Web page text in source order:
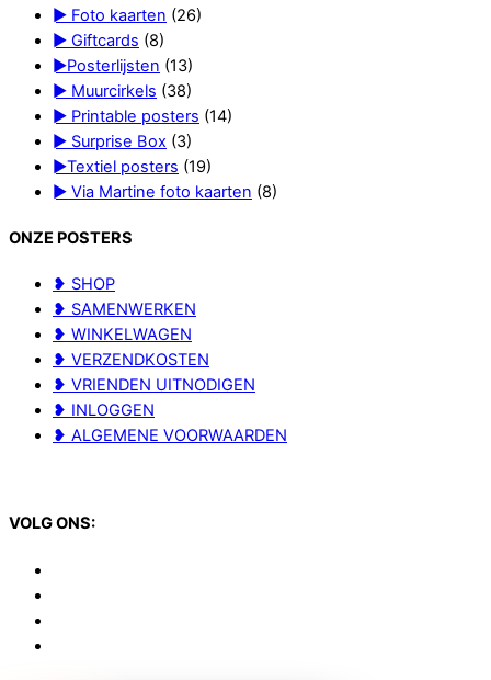
► Foto kaarten (26)
► Giftcards (8)
►Posterlijsten (13)
► Muurcirkels (38)
► Printable posters (14)
► Surprise Box (3)
►Textiel posters (19)
► Via Martine foto kaarten (8)
ONZE POSTERS
❥ SHOP
❥ SAMENWERKEN
❥ WINKELWAGEN
❥ VERZENDKOSTEN
❥ VRIENDEN UITNODIGEN
❥ INLOGGEN
❥ ALGEMENE VOORWAARDEN
VOLG ONS: